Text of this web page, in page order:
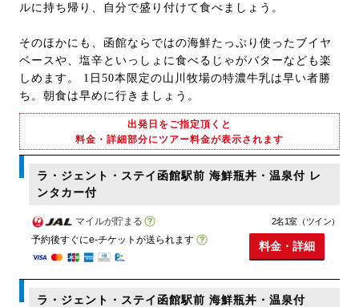
ルに持ち帰り、自分で盛り付けて食べましょう。
そのほかにも、函館ならではの海鮮たっぷり使ったブイヤ
ベースや、塩辛といっしょに食べるじゃがバターなども楽
しめます。 1日50本限定の山川牧場の特濃牛乳は早い者勝
ち。朝食は早めに行きましょう。
出発日をご指定頂くと
料金・詳細部分にツアー料金が表示されます
ラ・ジェント・ステイ函館駅前 海鮮瓶丼・温泉付 レ
ンタカー付
マイルが貯まる
予約後すぐにe-チケットが送られます
2名1室（ツイン）
料金・詳細
ラ・ジェント・ステイ函館駅前 海鮮瓶丼・温泉付